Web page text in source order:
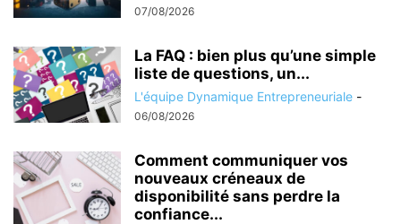
07/08/2026
La FAQ : bien plus qu’une simple
liste de questions, un...
L'équipe Dynamique Entrepreneuriale -
06/08/2026
Comment communiquer vos
nouveaux créneaux de
disponibilité sans perdre la
confiance...